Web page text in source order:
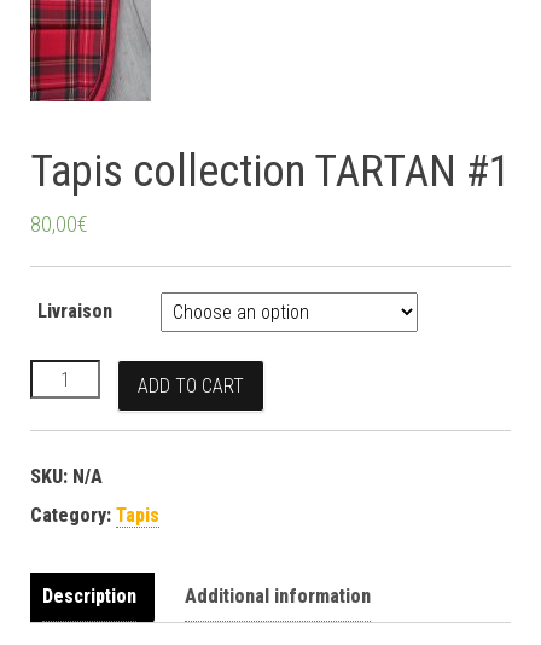
Tapis collection TARTAN #1
80,00€
Livraison
Tapis collection TARTAN #1 quantity
ADD TO CART
SKU: N/A
Category: Tapis
Description Additional information